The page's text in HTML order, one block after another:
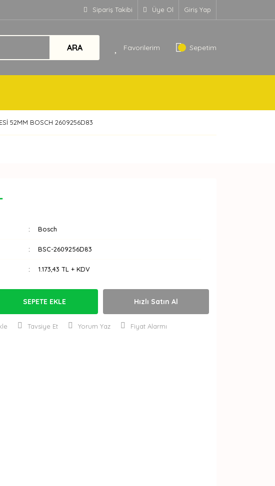
Sipariş Takibi Üye Ol Giriş Yap
ARA Favorilerim Sepetim
52MM BOSCH 2609256D83
Bosch
BSC-2609256D83
1.173,43 TL + KDV
SEPETE EKLE Hızlı Satın Al
Tavsiye Et Yorum Yaz Fiyat Alarmı